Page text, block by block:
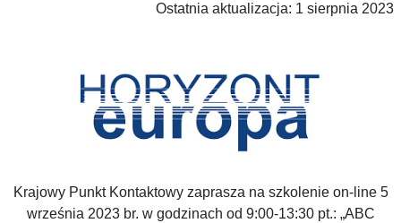
Ostatnia aktualizacja: 1 sierpnia 2023
Krajowy Punkt Kontaktowy zaprasza na szkolenie on-line 5
września 2023 br. w godzinach od 9:00-13:30 pt.: „ABC